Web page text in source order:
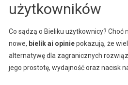
użytkowników
Co sądzą o Bieliku użytkownicy? Choć
nowe, bielik ai opiniepokazują, że
alternatywę dla zagranicznych
jego prostotę, wydajność oraz nacisk